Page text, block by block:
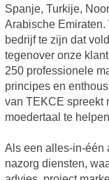
Spanje, Turkije,
Arabische
bedrijf te zijn dat
tegenover onze
250 professionele
principes en
van TEKCE spreekt
moedertaal te
Als een alles-in-één
nazorg diensten,